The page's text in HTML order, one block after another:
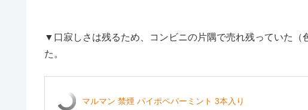
▼口寂しさは残るため、コンビニの片隅で売れ残っていた（
た。
マルマン 禁煙 パイポペパーミント 3本入り